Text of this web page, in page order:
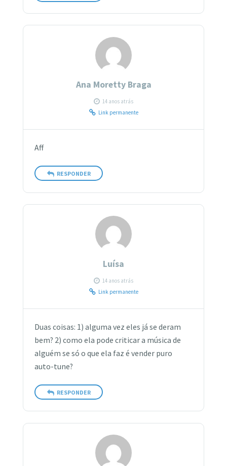
Ana Moretty Braga
14 anos atrás
Link permanente
Aff
RESPONDER
Luísa
14 anos atrás
Link permanente
Duas coisas: 1) alguma vez eles já se deram
bem? 2) como ela pode criticar a música de
alguém se só o que ela faz é vender puro
auto-tune?
RESPONDER